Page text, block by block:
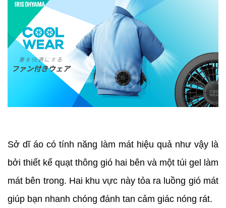
Sở dĩ áo có tính năng làm mát hiệu quả như vậy là
bởi thiết kế quạt thông gió hai bên và một túi gel làm
mát bên trong. Hai khu vực này tỏa ra luồng gió mát
giúp bạn nhanh chóng đánh tan cảm giác nóng rát.